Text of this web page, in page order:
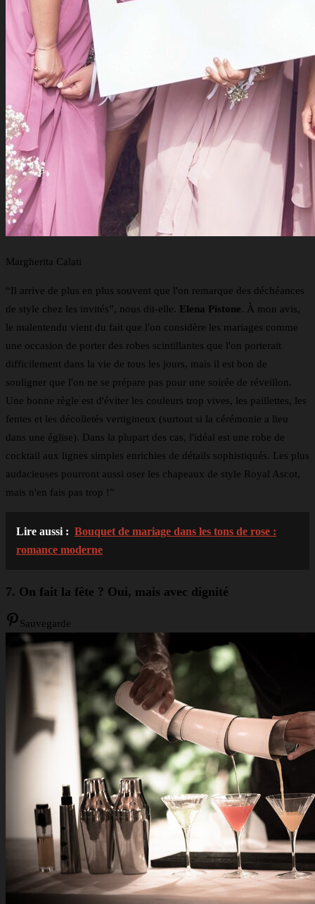
Margherita Calati
“Il arrive de plus en plus souvent que l'on remarque des déchéances
de style chez les invités”, nous dit-elle. Elena Pistone. À mon avis,
le malentendu vient du fait que l'on considère les mariages comme
une occasion de porter des robes scintillantes que l'on porterait
difficilement dans la vie de tous les jours, mais il est bon de
souligner que l'on ne se prépare pas pour une soirée de réveillon.
Une bonne règle est d'éviter les couleurs trop vives, les paillettes, les
fentes et les décolletés vertigineux (surtout si la cérémonie a lieu
dans une église). Dans la plupart des cas, l'idéal est une robe de
cocktail aux lignes simples enrichies de détails sophistiqués. Les plus
audacieuses pourront aussi oser les chapeaux de style Royal Ascot,
mais n'en fais pas trop !”
Lire aussi : Bouquet de mariage dans les tons de rose :
romance moderne
7. On fait la fête ? Oui, mais avec dignité
Sauvegarde